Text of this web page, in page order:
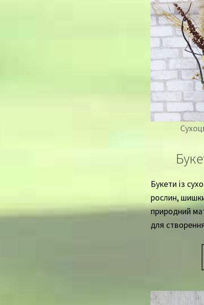
Букети із
рослин,
природний
для